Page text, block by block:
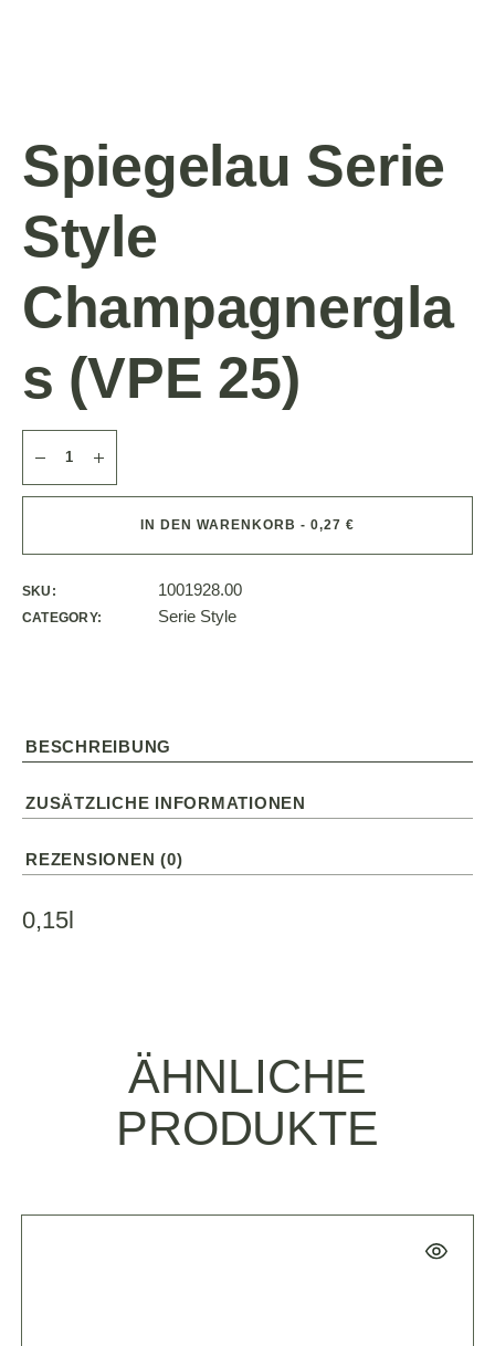
Spiegelau Serie
Style
Champagnergla
s (VPE 25)
IN DEN WARENKORB - 0,27 €
SKU: 1001928.00
CATEGORY: Serie Style
BESCHREIBUNG
ZUSÄTZLICHE INFORMATIONEN
REZENSIONEN (0)
0,15l
ÄHNLICHE
PRODUKTE